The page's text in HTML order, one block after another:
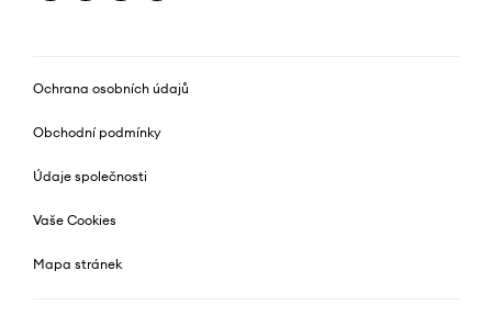
Ochrana osobních údajů
Obchodní podmínky
Údaje společnosti
Vaše Cookies
Mapa stránek